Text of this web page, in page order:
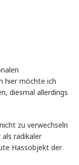
hier möchte ich
diesmal allerdings
zu verwechseln
radikaler
Hassobjekt der